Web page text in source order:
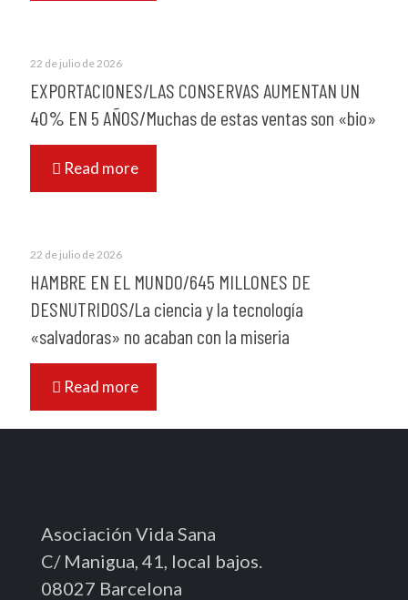
22 de julio de 2026
EXPORTACIONES/LAS CONSERVAS AUMENTAN UN
40% EN 5 AÑOS/Muchas de estas ventas son «bio»
Read more
22 de julio de 2026
HAMBRE EN EL MUNDO/645 MILLONES DE
DESNUTRIDOS/La ciencia y la tecnología
«salvadoras» no acaban con la miseria
Read more
Asociación Vida Sana
C/ Manigua, 41, local bajos.
08027 Barcelona